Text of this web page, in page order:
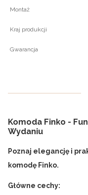
Montaż
Kraj produkcji
Gwarancja
Komoda Finko -
Wydaniu
Poznaj elegancję i
komodę Finko.
Główne cechy: